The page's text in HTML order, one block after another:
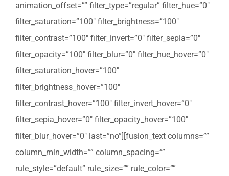
animation_offset=”” filter_type=”regular” filter_hue=”0″
filter_saturation=”100″ filter_brightness=”100″
filter_contrast=”100″ filter_invert=”0″ filter_sepia=”0″
filter_opacity=”100″ filter_blur=”0″ filter_hue_hover=”0″
filter_saturation_hover=”100″
filter_brightness_hover=”100″
filter_contrast_hover=”100″ filter_invert_hover=”0″
filter_sepia_hover=”0″ filter_opacity_hover=”100″
filter_blur_hover=”0″ last=”no”][fusion_text columns=””
column_min_width=”” column_spacing=””
rule_style=”default” rule_size=”” rule_color=””